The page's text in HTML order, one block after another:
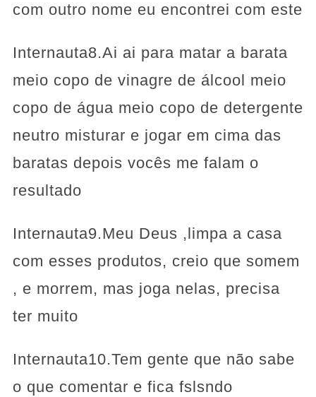
com outro nome eu encontrei com este
Internauta8.Ai ai para matar a barata
meio copo de vinagre de álcool meio
copo de água meio copo de detergente
neutro misturar e jogar em cima das
baratas depois vocês me falam o
resultado
Internauta9.Meu Deus ,limpa a casa
com esses produtos, creio que somem
, e morrem, mas joga nelas, precisa
ter muito
Internauta10.Tem gente que não sabe
o que comentar e fica fslsndo